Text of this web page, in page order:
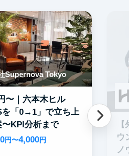
Supernova Tokyo
〜｜六本木ヒル
を「0→1」で立ち上
KPI分析まで
円〜4,000円
ウ
ノ